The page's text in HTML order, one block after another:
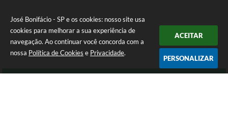
José Bonifácio - SP e os cookies: nosso site usa
cookies para melhorar a sua experiência de
navegação. Ao continuar você concorda com a
nossa Política de Cookies e Privacidade.
ACEITAR
PERSONALIZAR